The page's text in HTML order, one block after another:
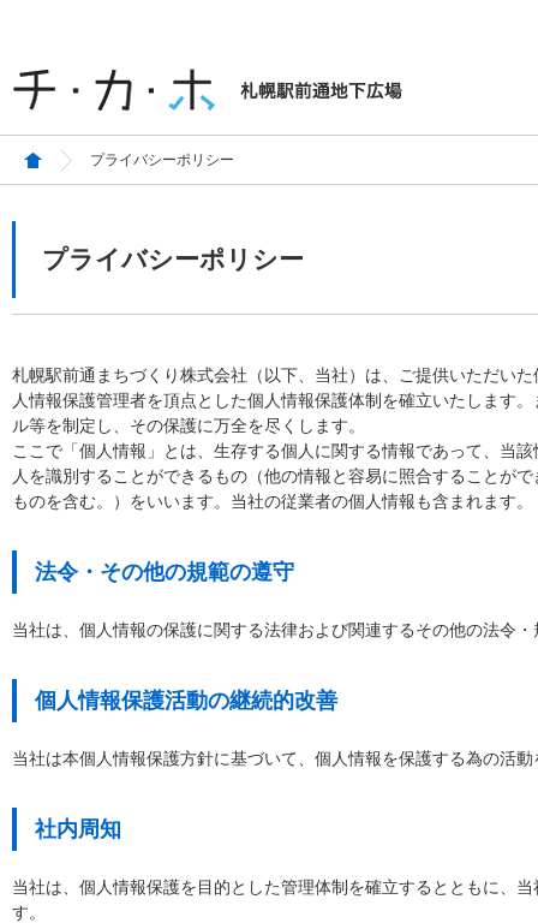
プライバシーポリシー
プライバシーポリシー
札幌駅前通まちづくり株式会社（以下、当社）は、ご提供いただい
人情報保護管理者を頂点とした個人情報保護体制を確立いたします
ル等を制定し、その保護に万全を尽くします。
ここで「個人情報」とは、生存する個人に関する情報であって、当
人を識別することができるもの（他の情報と容易に照合することが
ものを含む。）をいいます。当社の従業者の個人情報も含まれます。
法令・その他の規範の遵守
当社は、個人情報の保護に関する法律および関連するその他の法令
個人情報保護活動の継続的改善
当社は本個人情報保護方針に基づいて、個人情報を保護する為の活
社内周知
当社は、個人情報保護を目的とした管理体制を確立するとともに、
す。